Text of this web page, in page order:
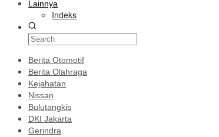
Lainnya
Indeks
Berita Otomotif
Berita Olahraga
Kejahatan
Nissan
Bulutangkis
DKI Jakarta
Gerindra